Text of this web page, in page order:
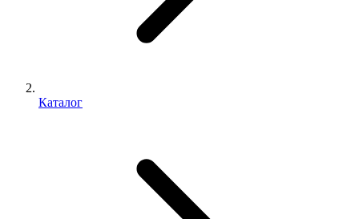
Каталог